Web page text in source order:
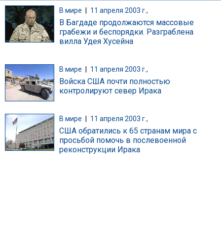
В мире | 11 апреля 2003 г.,
В Багдаде продолжаются массовые
грабежи и беспорядки. Разграблена
вилла Удея Хусейна
В мире 11 апреля 2003 г.,
Войска США почти полностью
контролируют север Ирака
В мире 11 апреля 2003 г.,
США обратились к 65 странам мира с
просьбой помочь в послевоенной
реконструкции Ирака